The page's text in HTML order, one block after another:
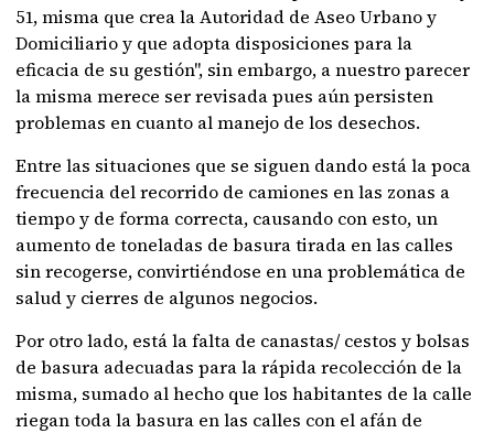
51, misma que crea la Autoridad de Aseo Urbano y
Domiciliario y que adopta disposiciones para la
eficacia de su gestión", sin embargo, a nuestro parecer
la misma merece ser revisada pues aún persisten
problemas en cuanto al manejo de los desechos.
Entre las situaciones que se siguen dando está la poca
frecuencia del recorrido de camiones en las zonas a
tiempo y de forma correcta, causando con esto, un
aumento de toneladas de basura tirada en las calles
sin recogerse, convirtiéndose en una problemática de
salud y cierres de algunos negocios.
Por otro lado, está la falta de canastas/ cestos y bolsas
de basura adecuadas para la rápida recolección de la
misma, sumado al hecho que los habitantes de la calle
riegan toda la basura en las calles con el afán de